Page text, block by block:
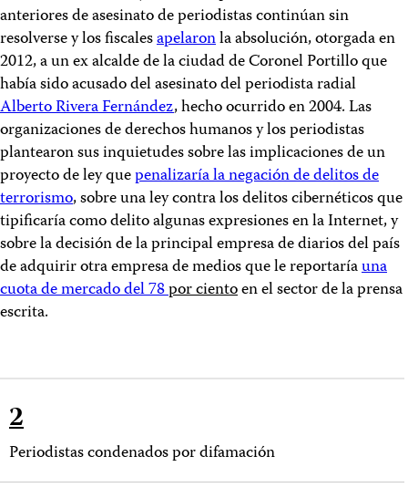
anteriores de asesinato de periodistas continúan sin
resolverse y los fiscalesapelaronla absolución, otorgada en
2012, a un ex alcalde de la ciudad de Coronel Portillo que
había sido acusado del asesinato del periodista radial
Alberto Rivera Fernández, hecho ocurrido en 2004. Las
organizaciones de derechos humanos y los periodistas
plantearon sus inquietudes sobre las implicaciones de un
proyecto de ley quepenalizaría la negación de delitos de
terrorismo, sobreuna ley contra los delitos cibernéticos que
tipificaría como delito algunas expresiones en la Internet, y
sobre la decisión de la principal empresa de diarios del país
de adquirir otra empresa de medios que le reportaríauna
cuota de mercado del 78por cientoen el sector de la prensa
escrita.
2
Periodistas condenados por difamación